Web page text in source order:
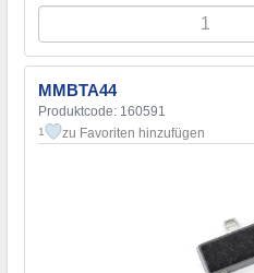
MMBTA44
Produktcode: 160591
1 zu Favoriten hinzufügen